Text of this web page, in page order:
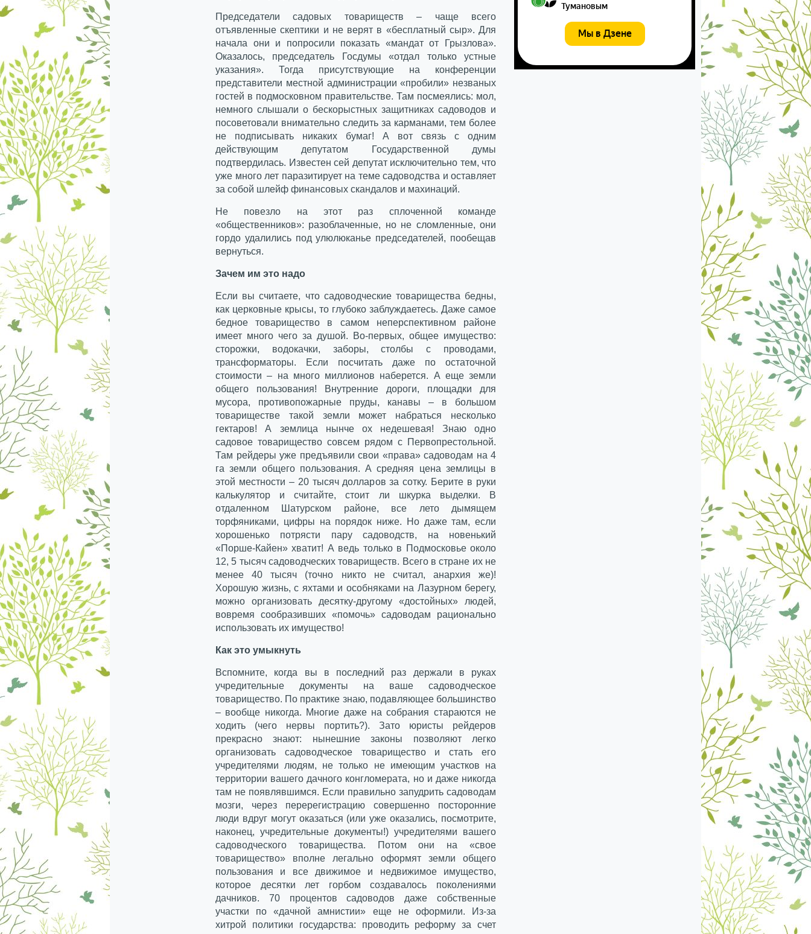
Председатели садовых товариществ – чаще всего
отъявленные скептики и не верят в «бесплатный сыр». Для
начала они и попросили показать «мандат от Грызлова».
Оказалось, председатель Госдумы «отдал только устные
указания». Тогда присутствующие на конференции
представители местной администрации «пробили» незваных
гостей в подмосковном правительстве. Там посмеялись: мол,
немного слышали о бескорыстных защитниках садоводов и
посоветовали внимательно следить за карманами, тем более
не подписывать никаких бумаг! А вот связь с одним
действующим депутатом Государственной думы
подтвердилась. Известен сей депутат исключительно тем, что
уже много лет паразитирует на теме садоводства и оставляет
за собой шлейф финансовых скандалов и махинаций.
Не повезло на этот раз сплоченной команде
«общественников»: разоблаченные, но не сломленные, они
гордо удалились под улюлюканье председателей, пообещав
вернуться.
Зачем им это надо
Если вы считаете, что садоводческие товарищества бедны,
как церковные крысы, то глубоко заблуждаетесь. Даже самое
бедное товарищество в самом неперспективном районе
имеет много чего за душой. Во-первых, общее имущество:
сторожки, водокачки, заборы, столбы с проводами,
трансформаторы. Если посчитать даже по остаточной
стоимости – на много миллионов наберется. А еще земли
общего пользования! Внутренние дороги, площадки для
мусора, противопожарные пруды, канавы – в большом
товариществе такой земли может набраться несколько
гектаров! А землица нынче ох недешевая! Знаю одно
садовое товарищество совсем рядом с Первопрестольной.
Там рейдеры уже предъявили свои «права» садоводам на 4
га земли общего пользования. А средняя цена землицы в
этой местности – 20 тысяч долларов за сотку. Берите в руки
калькулятор и считайте, стоит ли шкурка выделки. В
отдаленном Шатурском районе, все лето дымящем
торфяниками, цифры на порядок ниже. Но даже там, если
хорошенько потрясти пару садоводств, на новенький
«Порше-Кайен» хватит! А ведь только в Подмосковье около
12, 5 тысяч садоводческих товариществ. Всего в стране их не
менее 40 тысяч (точно никто не считал, анархия же)!
Хорошую жизнь, с яхтами и особняками на Лазурном берегу,
можно организовать десятку-другому «достойных» людей,
вовремя сообразивших «помочь» садоводам рационально
использовать их имущество!
Как это умыкнуть
Вспомните, когда вы в последний раз держали в руках
учредительные документы на ваше садоводческое
товарищество. По практике знаю, подавляющее большинство
– вообще никогда. Многие даже на собрания стараются не
ходить (чего нервы портить?). Зато юристы рейдеров
прекрасно знают: нынешние законы позволяют легко
организовать садоводческое товарищество и стать его
учредителями людям, не только не имеющим участков на
территории вашего дачного конгломерата, но и даже никогда
там не появлявшимся. Если правильно запудрить садоводам
мозги, через перерегистрацию совершенно посторонние
люди вдруг могут оказаться (или уже оказались, посмотрите,
наконец, учредительные документы!) учредителями вашего
садоводческого товарищества. Потом они на «свое
товарищество» вполне легально оформят земли общего
пользования и все движимое и недвижимое имущество,
которое десятки лет горбом создавалось поколениями
дачников. 70 процентов садоводов даже собственные
участки по «дачной амнистии» еще не оформили. Из-за
хитрой политики государства: проводить реформу за счет